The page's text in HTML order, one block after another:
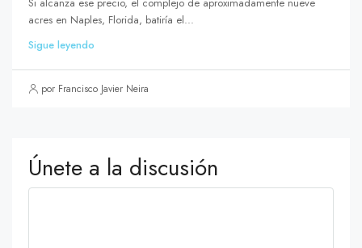
Si alcanza ese precio, el complejo de aproximadamente nueve
acres en Naples, Florida, batiría el...
Sigue leyendo
por Francisco Javier Neira
Únete a la discusión